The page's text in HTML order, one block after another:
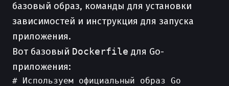
базовый образ, команды для установки
зависимостей и инструкция для запуска
приложения.
Вот базовый Dockerfile для Go-
приложения:
# Используем официальный образ Go